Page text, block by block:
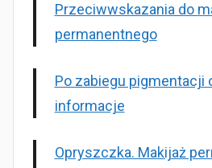
Przeciwwskazania do
permanentnego
Po zabiegu pigmentacji
informacje
Opryszczka. Makijaż